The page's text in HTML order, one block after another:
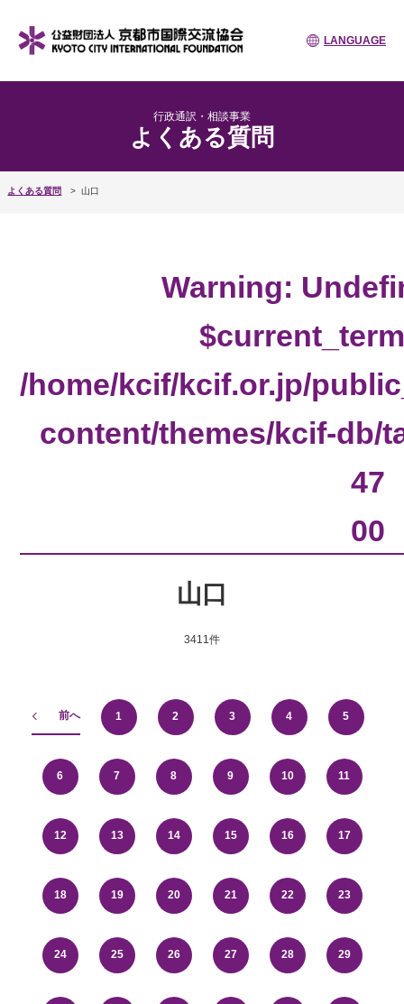
LANGUAGE
行政通訳・相談事業
よくある質問
よくある質問 山口
Warning:
/home/kcif/kcif.or.jp/
content/themes/kcif-db/
47
00
山口
3411件
前へ 1 2 3 4 5
6 7 8 9 10 11
12 13 14 15 16 17
18 19 20 21 22 23
24 25 26 27 28 29